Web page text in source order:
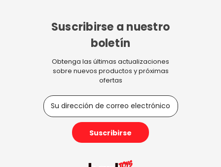
Suscribirse a nuestro
boletín
Obtenga las últimas actualizaciones
sobre nuevos productos y próximas
ofertas
D
i